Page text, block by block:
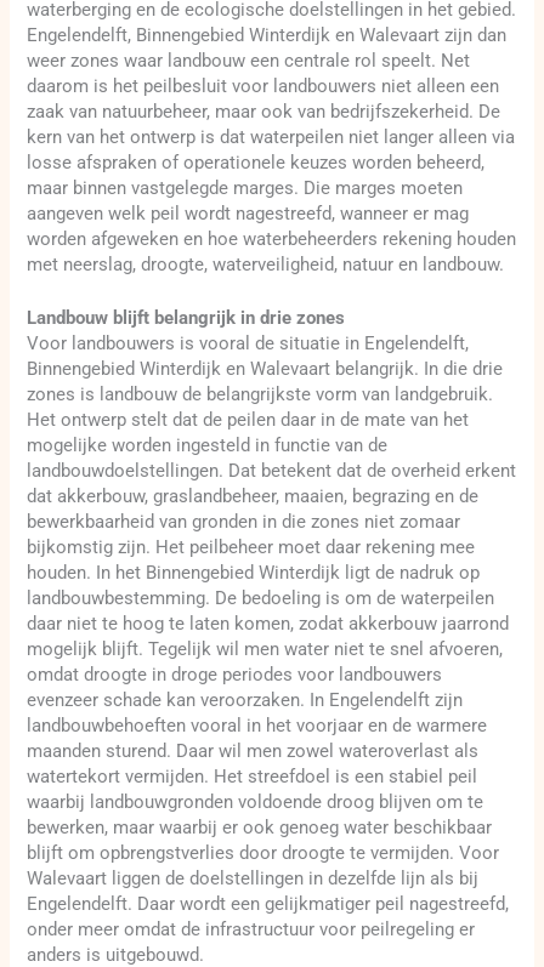
waterberging en de ecologische doelstellingen in het gebied.
Engelendelft, Binnengebied Winterdijk en Walevaart zijn dan
weer zones waar landbouw een centrale rol speelt. Net
daarom is het peilbesluit voor landbouwers niet alleen een
zaak van natuurbeheer, maar ook van bedrijfszekerheid. De
kern van het ontwerp is dat waterpeilen niet langer alleen via
losse afspraken of operationele keuzes worden beheerd,
maar binnen vastgelegde marges. Die marges moeten
aangeven welk peil wordt nagestreefd, wanneer er mag
worden afgeweken en hoe waterbeheerders rekening houden
met neerslag, droogte, waterveiligheid, natuur en landbouw.
Landbouw blijft belangrijk in drie zones
Voor landbouwers is vooral de situatie in Engelendelft,
Binnengebied Winterdijk en Walevaart belangrijk. In die drie
zones is landbouw de belangrijkste vorm van landgebruik.
Het ontwerp stelt dat de peilen daar in de mate van het
mogelijke worden ingesteld in functie van de
landbouwdoelstellingen. Dat betekent dat de overheid erkent
dat akkerbouw, graslandbeheer, maaien, begrazing en de
bewerkbaarheid van gronden in die zones niet zomaar
bijkomstig zijn. Het peilbeheer moet daar rekening mee
houden. In het Binnengebied Winterdijk ligt de nadruk op
landbouwbestemming. De bedoeling is om de waterpeilen
daar niet te hoog te laten komen, zodat akkerbouw jaarrond
mogelijk blijft. Tegelijk wil men water niet te snel afvoeren,
omdat droogte in droge periodes voor landbouwers
evenzeer schade kan veroorzaken. In Engelendelft zijn
landbouwbehoeften vooral in het voorjaar en de warmere
maanden sturend. Daar wil men zowel wateroverlast als
watertekort vermijden. Het streefdoel is een stabiel peil
waarbij landbouwgronden voldoende droog blijven om te
bewerken, maar waarbij er ook genoeg water beschikbaar
blijft om opbrengstverlies door droogte te vermijden. Voor
Walevaart liggen de doelstellingen in dezelfde lijn als bij
Engelendelft. Daar wordt een gelijkmatiger peil nagestreefd,
onder meer omdat de infrastructuur voor peilregeling er
anders is uitgebouwd.